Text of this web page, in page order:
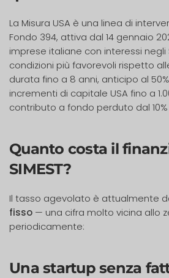
La Misura USA è una linea di
Fondo 394, attiva dal 14 gennaio
imprese italiane con interessi negli
condizioni più favorevoli rispetto
durata fino a 8 anni, anticipo al
incrementi di capitale USA fino a
contributo a fondo perduto dal 10%
Quanto costa il
SIMEST?
Il tasso agevolato è attualmente
fisso — una cifra molto vicina allo
periodicamente:
Una startup senza